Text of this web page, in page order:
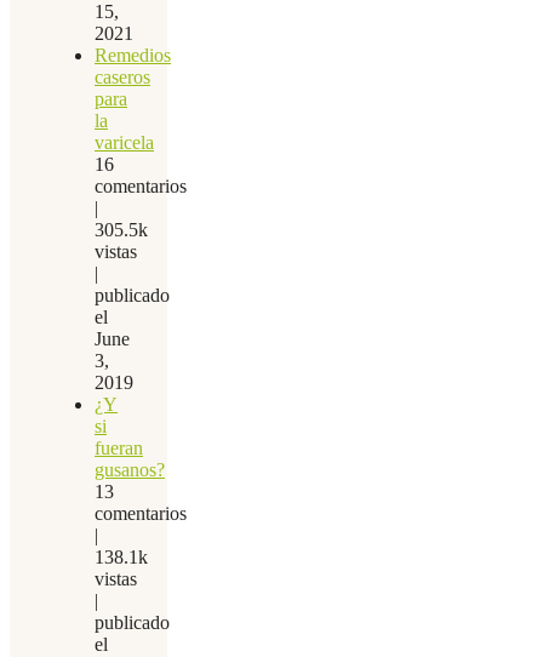
15,
2021
Remedios
caseros
para
la
varicela
16
comentarios
|
305.5k
vistas
|
publicado
el
June
3,
2019
¿Y
si
fueran
gusanos?
13
comentarios
|
138.1k
vistas
|
publicado
el